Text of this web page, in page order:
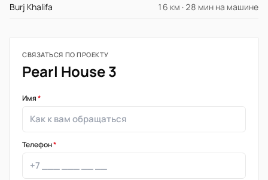
Burj Khalifa 16 км · 28 мин на машине
СВЯЗАТЬСЯ ПО ПРОЕКТУ
Pearl House 3
Имя*
Телефон*